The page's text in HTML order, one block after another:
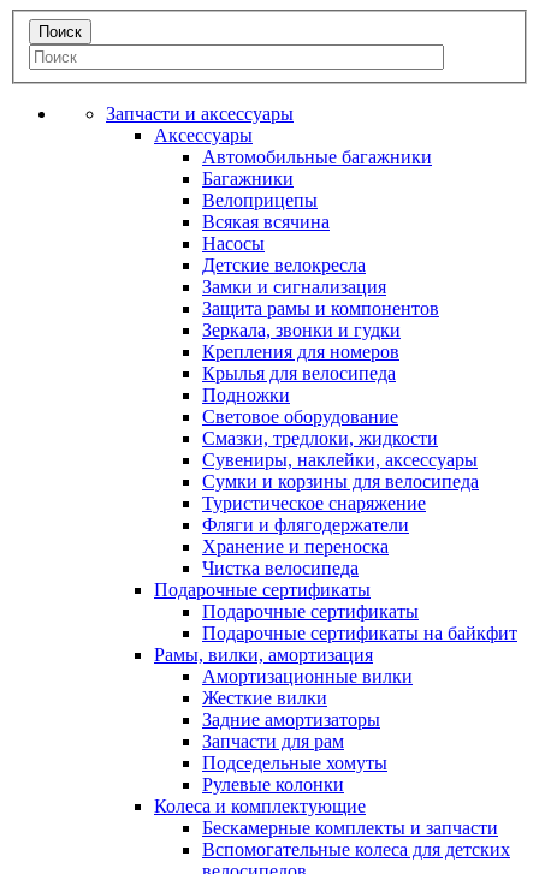
Запчасти и аксессуары
Аксессуары
Автомобильные багажники
Багажники
Велоприцепы
Всякая всячина
Насосы
Детские велокресла
Замки и сигнализация
Защита рамы и компонентов
Зеркала, звонки и гудки
Крепления для номеров
Крылья для велосипеда
Подножки
Световое оборудование
Смазки, тредлоки, жидкости
Сувениры, наклейки, аксессуары
Сумки и корзины для велосипеда
Туристическое снаряжение
Фляги и флягодержатели
Хранение и переноска
Чистка велосипеда
Подарочные сертификаты
Подарочные сертификаты
Подарочные сертификаты на байкфит
Рамы, вилки, амортизация
Амортизационные вилки
Жесткие вилки
Задние амортизаторы
Запчасти для рам
Подседельные хомуты
Рулевые колонки
Колеса и комплектующие
Бескамерные комплекты и запчасти
Вспомогательные колеса для детских